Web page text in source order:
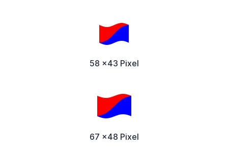
58 x43 Pixel
67 x48 Pixel